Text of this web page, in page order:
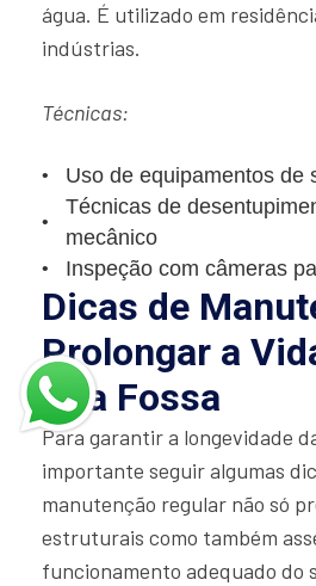
água. É utilizado em
indústrias.
Técnicas:
Uso de equipamentos de
Técnicas de
mecânico
Inspeção com câmeras
Dicas de
Prolongar a
Sua Fossa
Para garantir a longevidade
importante seguir algumas
manutenção regular não só
estruturais como também
funcionamento adequado do